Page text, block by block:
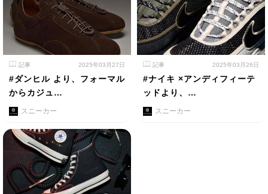
記事 2025年03月27日
#ダンヒル より、フォーマル
からカジュ…
スニーカー
記事 2025年03月26日
#ナイキ ×アンディフィーテ
ッドより、…
スニーカー